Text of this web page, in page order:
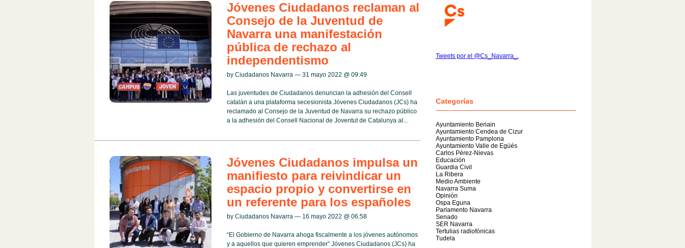
Jóvenes Ciudadanos reclaman al
Consejo de la Juventud de
Navarra una manifestación
pública de rechazo al
independentismo
by Ciudadanos Navarra — 31 mayo 2022 @ 09:49
Las juventudes de Ciudadanos denuncian la adhesión del Consell
catalán a una plataforma secesionista Jóvenes Ciudadanos (JCs) ha
reclamado al Consejo de la Juventud de Navarra su rechazo público
a la adhesión del Consell Nacional de Joventut de Catalunya al...
Jóvenes Ciudadanos impulsa un
manifiesto para reivindicar un
espacio propio y convertirse en
un referente para los españoles
by Ciudadanos Navarra — 16 mayo 2022 @ 06:58
“El Gobierno de Navarra ahoga fiscalmente a los jóvenes autónomos
y a aquellos que quieren emprender” Jóvenes Ciudadanos (JCs) ha
Tweets por el @Cs_Navarra_.
Categorías
Ayuntamiento Beriain
Ayuntamiento Cendea de Cizur
Ayuntamiento Pamplona
Ayuntamiento Valle de Egüés
Carlos Pérez-Nievas
Educación
Guardia Civil
La Ribera
Medio Ambiente
Navarra Suma
Opinión
Ospa Eguna
Parlamento Navarra
Senado
SER Navarra
Tertulias radiofónicas
Tudela